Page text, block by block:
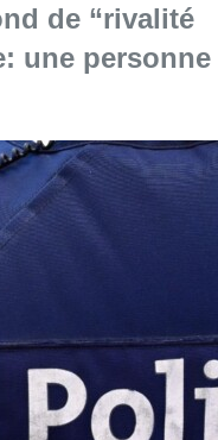
de “rivalité
une personne